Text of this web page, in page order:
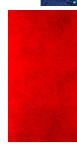
6 Αυγούστου 2026
H παραδοχή λαθών
5 Αυγούστου 2026
Ο ΑΝΔΡΕΑΣ
ΓΡΕΒΕΝΩΝ
5 Αυγούστου 2026
Ευχαριστήριο
Παρασχάκη
5 Αυγούστου 2026
Διακοπή
5 Αυγούστου 2026